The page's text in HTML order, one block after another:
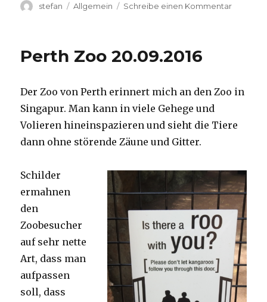
Autor
stefan Kategorien
Allgemein Schreibe einen Kommentarzu
Perth
Perth Zoo 20.09.2016
Der Zoo von Perth erinnert mich an den Zoo in
Singapur. Man kann in viele Gehege und
Volieren hineinspazieren und sieht die Tiere
dann ohne störende Zäune und Gitter.
Schilder
ermahnen
den
Zoobesucher
auf sehr nette
Art, dass man
aufpassen
soll, dass